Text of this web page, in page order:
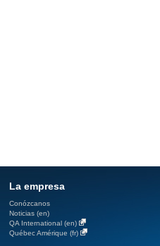
La empresa
Conózcanos
Noticias (en)
QA International (en)
Québec Amérique (fr)